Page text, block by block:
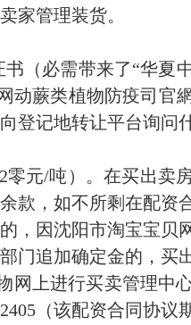
家管理装货。
（必需带来了“华夏
动蕨类植物防疫司 官
登记地转让平台询问
元/吨）。在买出卖
款，如不所剩在配资
，因沈阳市淘宝宝贝
门追加确定金的，买
上进行买卖管理中
（该配资合同协议